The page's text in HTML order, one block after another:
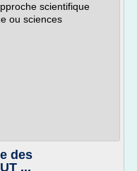
scientifique
ou sciences
des
...